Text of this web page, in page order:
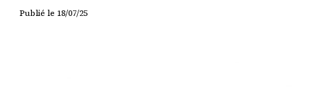
Publié le 18/07/25